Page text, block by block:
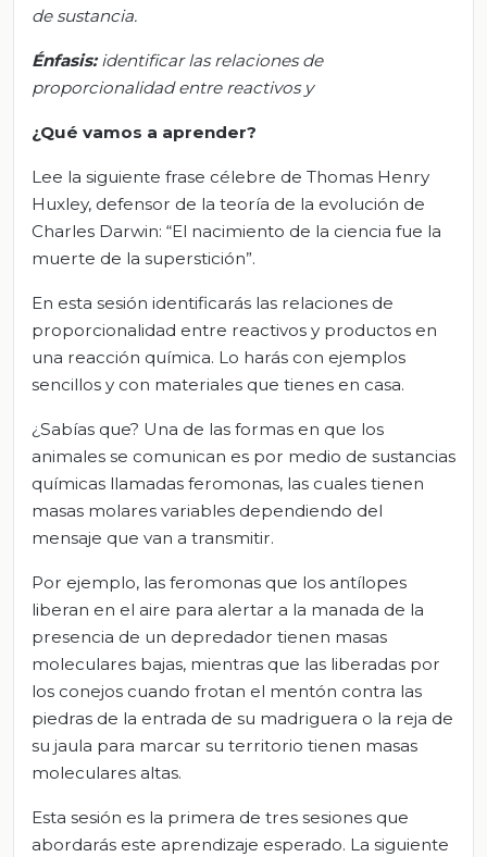
de sustancia.
Énfasis:identificar las relaciones de
proporcionalidad entre reactivos y
¿Qué vamos a aprender?
Lee la siguiente frase célebre de Thomas Henry
Huxley, defensor de la teoría de la evolución de
Charles Darwin: “El nacimiento de la ciencia fue la
muerte de la superstición”.
En esta sesión identificarás las relaciones de
proporcionalidad entre reactivos y productos en
una reacción química. Lo harás con ejemplos
sencillos y con materiales que tienes en casa.
¿Sabías que? Una de las formas en que los
animales se comunican es por medio de sustancias
químicas llamadas feromonas, las cuales tienen
masas molares variables dependiendo del
mensaje que van a transmitir.
Por ejemplo, las feromonas que los antílopes
liberan en el aire para alertar a la manada de la
presencia de un depredador tienen masas
moleculares bajas, mientras que las liberadas por
los conejos cuando frotan el mentón contra las
piedras de la entrada de su madriguera o la reja de
su jaula para marcar su territorio tienen masas
moleculares altas.
Esta sesión es la primera de tres sesiones que
abordarás este aprendizaje esperado. La siguiente